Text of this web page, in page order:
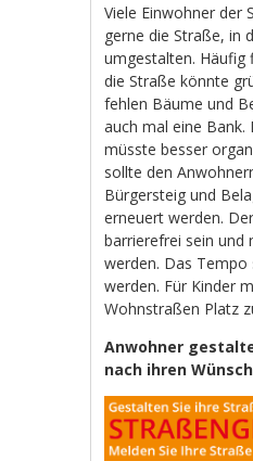
Viele Einwohner der
gerne die Straße, in
umgestalten. Häufig
die Straße könnte
fehlen Bäume und
auch mal eine Bank.
müsste besser
sollte den
Bürgersteig und
erneuert werden.
barrierefrei sein und
werden. Das
werden. Für Kinder
Wohnstraßen Platz
Anwohner
nach ihren